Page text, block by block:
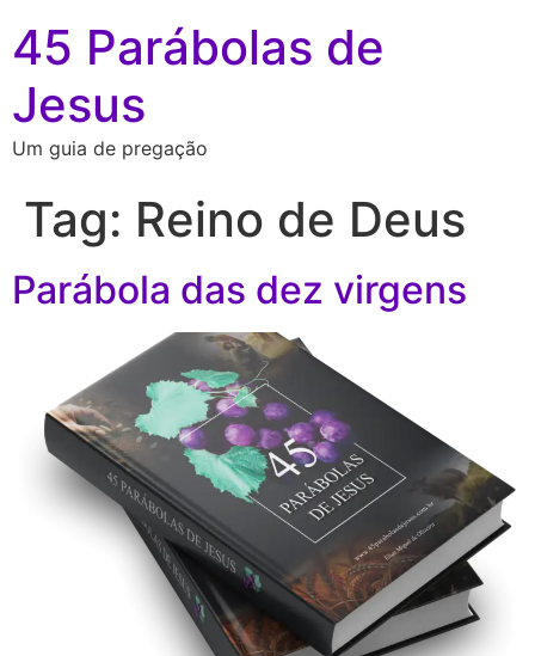
45 Parábolas de
Jesus
Um guia de pregação
Tag: Reino de Deus
Parábola das dez virgens